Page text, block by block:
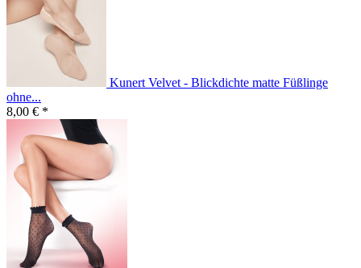
Kunert Velvet - Blickdichte matte Füßlinge
ohne...
8,00 € *